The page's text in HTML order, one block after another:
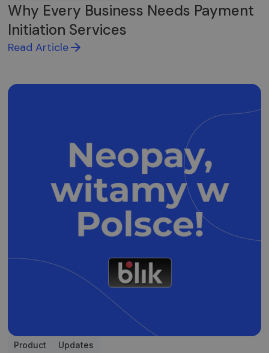
Why Every Business Needs Payment
Initiation Services
Read Article
Product Updates